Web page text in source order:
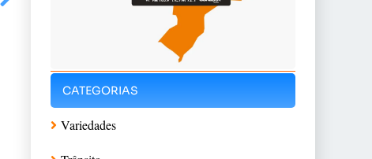
CATEGORIAS
Variedades